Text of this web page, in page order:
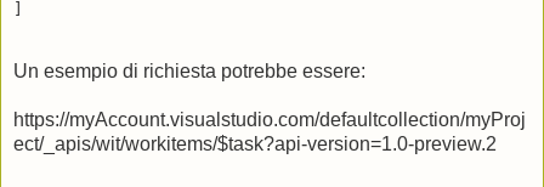
Un esempio di richiesta potrebbe essere:
https://myAccount.visualstudio.com/defaultcollection/myProj
ect/_apis/wit/workitems/$task?api-version=1.0-preview.2